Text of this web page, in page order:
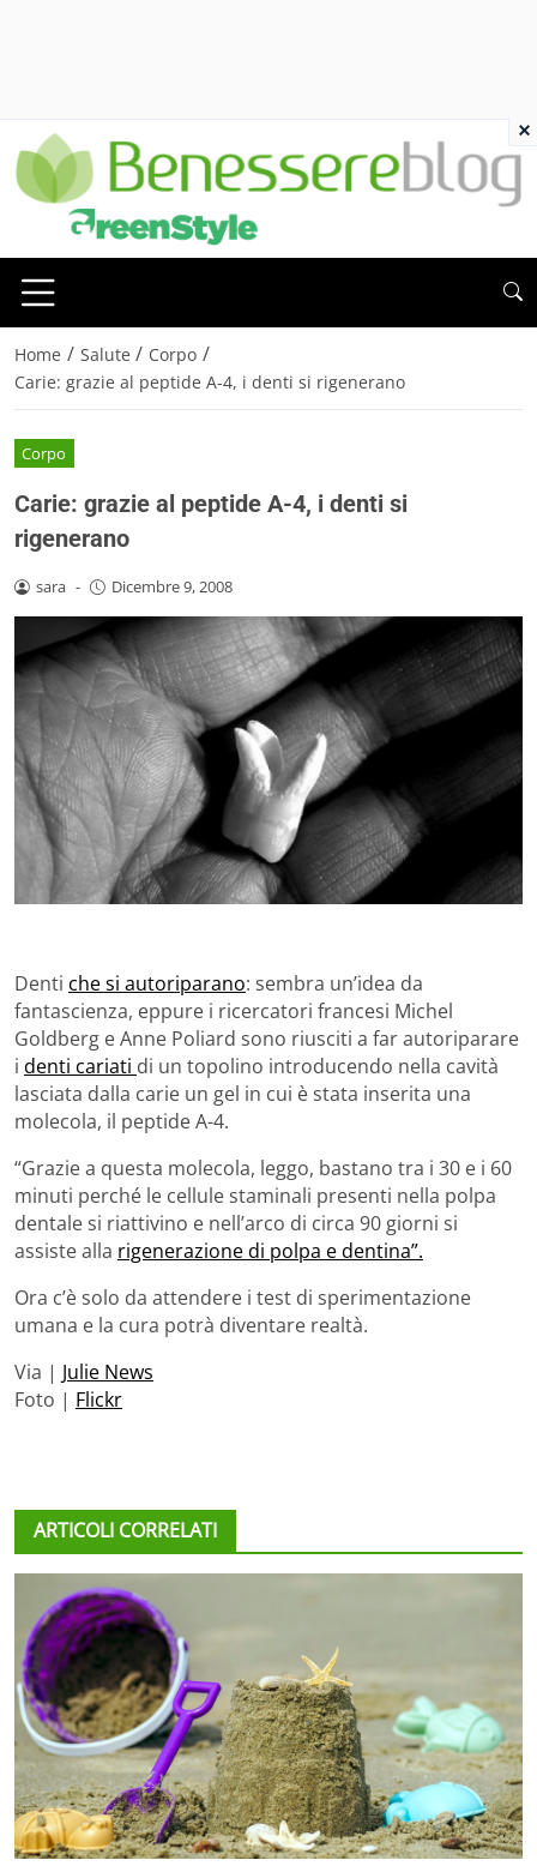
Home / Salute / Corpo /
Carie: grazie al peptide A-4, i denti si rigenerano
Corpo
Carie: grazie al peptide A-4, i denti si
rigenerano
sara - Dicembre 9, 2008
Denti che si autoriparano: sembra un’idea da
fantascienza, eppure i ricercatori francesi Michel
Goldberg e Anne Poliard sono riusciti a far autoriparare
i denti cariati di un topolino introducendo nella cavità
lasciata dalla carie un gel in cui è stata inserita una
molecola, il peptide A-4.
“Grazie a questa molecola, leggo, bastano tra i 30 e i 60
minuti perché le cellule staminali presenti nella polpa
dentale si riattivino e nell’arco di circa 90 giorni si
assiste alla rigenerazione di polpa e dentina”.
Ora c’è solo da attendere i test di sperimentazione
umana e la cura potrà diventare realtà.
Via | Julie News
Foto | Flickr
ARTICOLI CORRELATI
×